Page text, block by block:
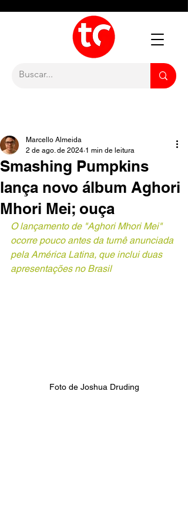
Smashing Pumpkins
lança novo álbum Aghori
Mhori Mei; ouça
Marcello Almeida
2 de ago. de 2024 1 min de leitura
O lançamento de "Aghori Mhori Mei"
ocorre pouco antes da turnê anunciada
pela América Latina, que inclui duas
apresentações no Brasil
Foto de Joshua Druding